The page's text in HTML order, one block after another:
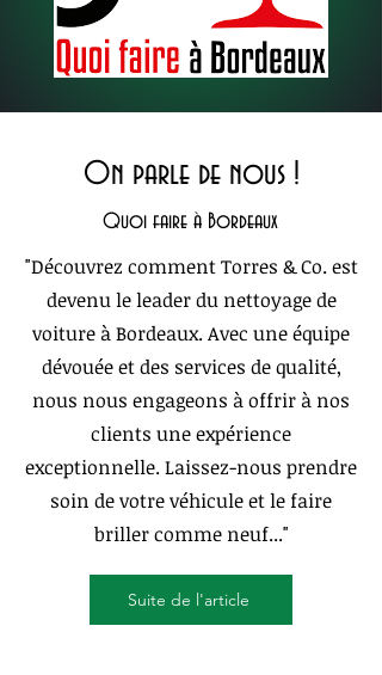
On parle de nous !
Quoi faire à Bordeaux
"Découvrez comment Torres & Co. est
devenu le leader du nettoyage de
voiture à Bordeaux. Avec une équipe
dévouée et des services de qualité,
nous nous engageons à offrir à nos
clients une expérience
exceptionnelle. Laissez-nous prendre
soin de votre véhicule et le faire
briller comme neuf..."
Suite de l'article